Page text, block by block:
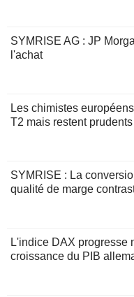
SYMRISE AG : JP
l'achat
Les chimistes
T2 mais restent
SYMRISE : La
qualité de marge
L'indice DAX progresse
croissance du PIB